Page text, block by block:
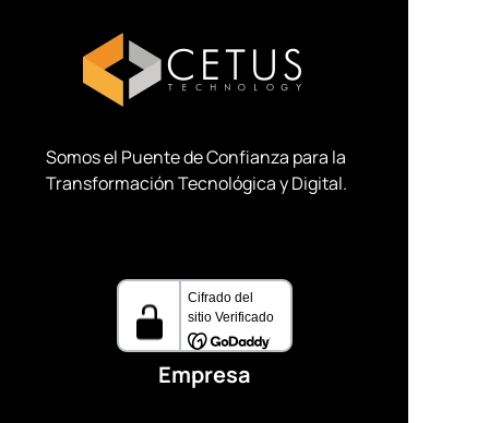
Somos el Puente de Confianza para la
Transformación Tecnológica y Digital.
Empresa